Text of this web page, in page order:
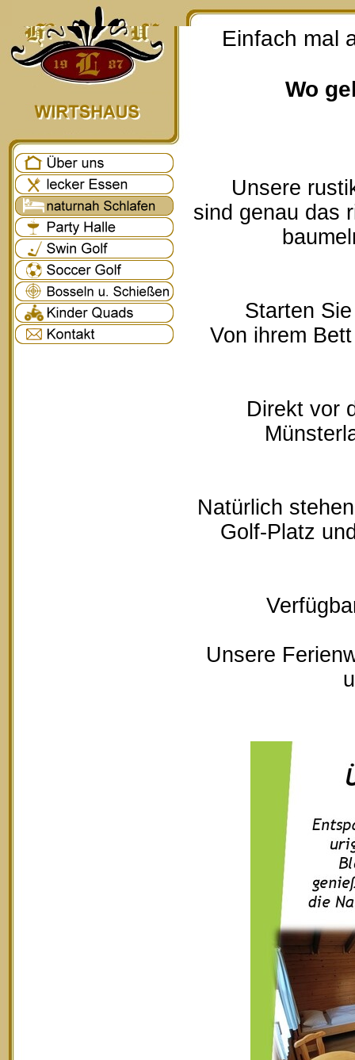
Einfach mal
Wo
Unsere
sind genau das
Starten
Von ihrem
Direkt vor
Natürlich
Golf-Platz
Unsere